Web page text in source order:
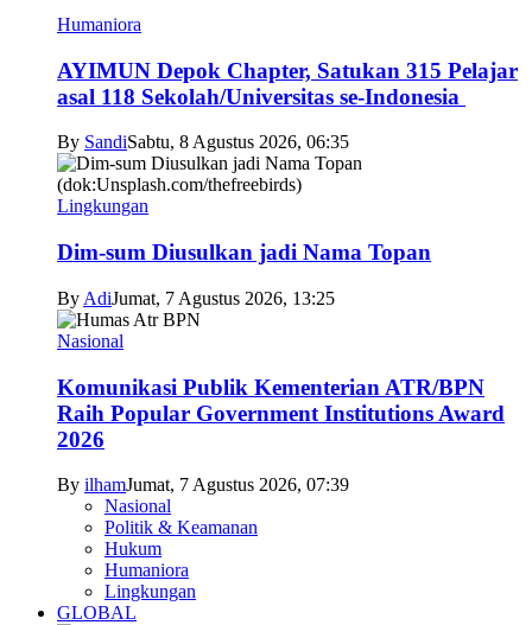
Humaniora
AYIMUN Depok Chapter, Satukan 315 Pelajar
asal 118 Sekolah/Universitas se-Indonesia
By SandiSabtu, 8 Agustus 2026, 06:35
Lingkungan
Dim-sum Diusulkan jadi Nama Topan
By AdiJumat, 7 Agustus 2026, 13:25
Nasional
Komunikasi Publik Kementerian ATR/BPN
Raih Popular Government Institutions Award
2026
By ilhamJumat, 7 Agustus 2026, 07:39
Nasional
Politik & Keamanan
Hukum
Humaniora
Lingkungan
GLOBAL